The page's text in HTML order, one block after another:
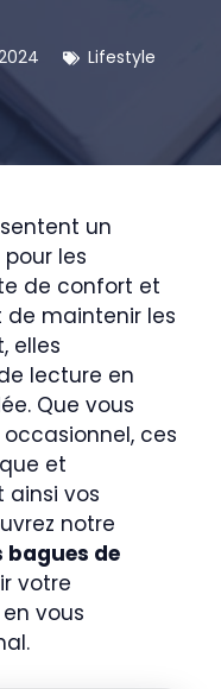
Lifestyle
un
les
de confort et
maintenir les
elles
lecture en
Que vous
ces
et
ainsi vos
notre
bagues de
votre
vous